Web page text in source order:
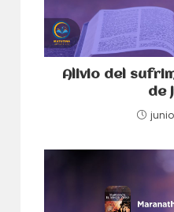
Alivio del
de